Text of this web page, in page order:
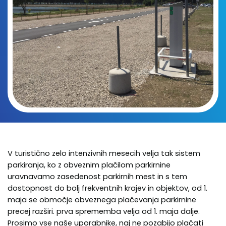
V turistično zelo intenzivnih mesecih velja tak sistem
parkiranja, ko z obveznim plačilom parkirnine
uravnavamo zasedenost parkirnih mest in s tem
dostopnost do bolj frekventnih krajev in objektov, od 1.
maja se območje obveznega plačevanja parkirnine
precej razširi. prva sprememba velja od 1. maja dalje.
Prosimo vse naše uporabnike, naj ne pozabijo plačati